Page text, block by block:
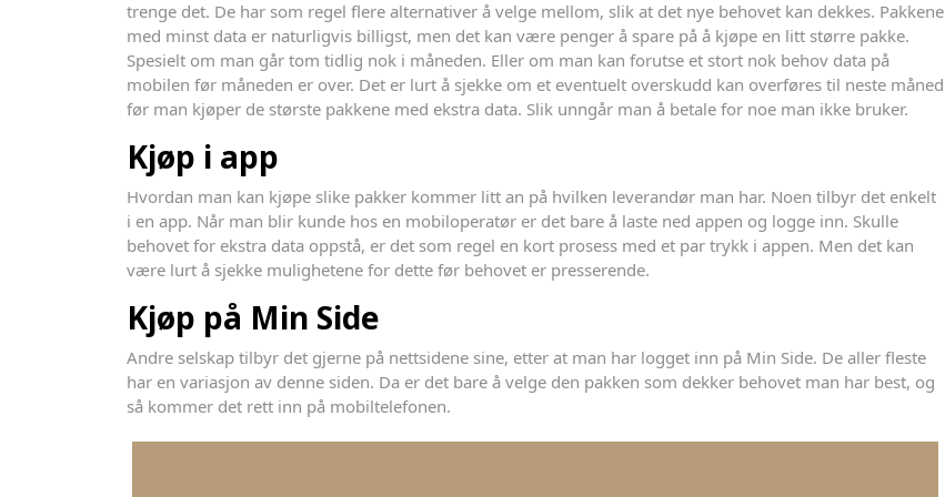
trenge det. De har som regel flere alternativer å velge mellom, slik at det nye behovet kan dekkes. Pakkene
med minst data er naturligvis billigst, men det kan være penger å spare på å kjøpe en litt større pakke.
Spesielt om man går tom tidlig nok i måneden. Eller om man kan forutse et stort nok behov data på
mobilen før måneden er over. Det er lurt å sjekke om et eventuelt overskudd kan overføres til neste måned
før man kjøper de største pakkene med ekstra data. Slik unngår man å betale for noe man ikke bruker.
Kjøp i app
Hvordan man kan kjøpe slike pakker kommer litt an på hvilken leverandør man har. Noen tilbyr det enkelt
i en app. Når man blir kunde hos en mobiloperatør er det bare å laste ned appen og logge inn. Skulle
behovet for ekstra data oppstå, er det som regel en kort prosess med et par trykk i appen. Men det kan
være lurt å sjekke mulighetene for dette før behovet er presserende.
Kjøp på Min Side
Andre selskap tilbyr det gjerne på nettsidene sine, etter at man har logget inn på Min Side. De aller fleste
har en variasjon av denne siden. Da er det bare å velge den pakken som dekker behovet man har best, og
så kommer det rett inn på mobiltelefonen.